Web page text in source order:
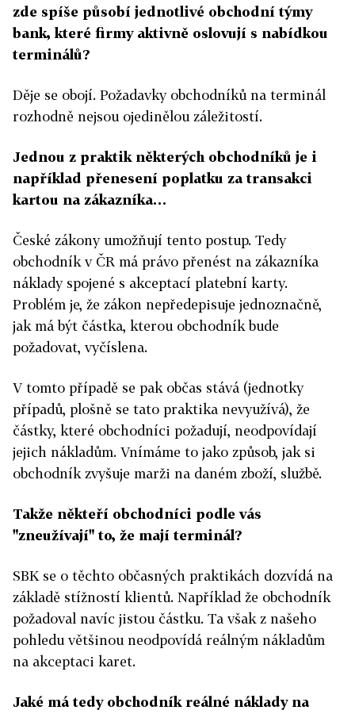
zde spíše působí jednotlivé obchodní týmy
bank, které firmy aktivně oslovují s nabídkou
terminálů?
Děje se obojí. Požadavky obchodníků na terminál
rozhodně nejsou ojedinělou záležitostí.
Jednou z praktik některých obchodníků je i
například přenesení poplatku za transakci
kartou na zákazníka…
České zákony umožňují tento postup. Tedy
obchodník v ČR má právo přenést na zákazníka
náklady spojené s akceptací platební karty.
Problém je, že zákon nepředepisuje jednoznačně,
jak má být částka, kterou obchodník bude
požadovat, vyčíslena.
V tomto případě se pak občas stává (jednotky
případů, plošně se tato praktika nevyužívá), že
částky, které obchodníci požadují, neodpovídají
jejich nákladům. Vnímáme to jako způsob, jak si
obchodník zvyšuje marži na daném zboží, službě.
Takže někteří obchodníci podle vás
"zneužívají" to, že mají terminál?
SBK se o těchto občasných praktikách dozvídá na
základě stížností klientů. Například že obchodník
požadoval navíc jistou částku. Ta však z našeho
pohledu většinou neodpovídá reálným nákladům
na akceptaci karet.
Jaké má tedy obchodník reálné náklady na